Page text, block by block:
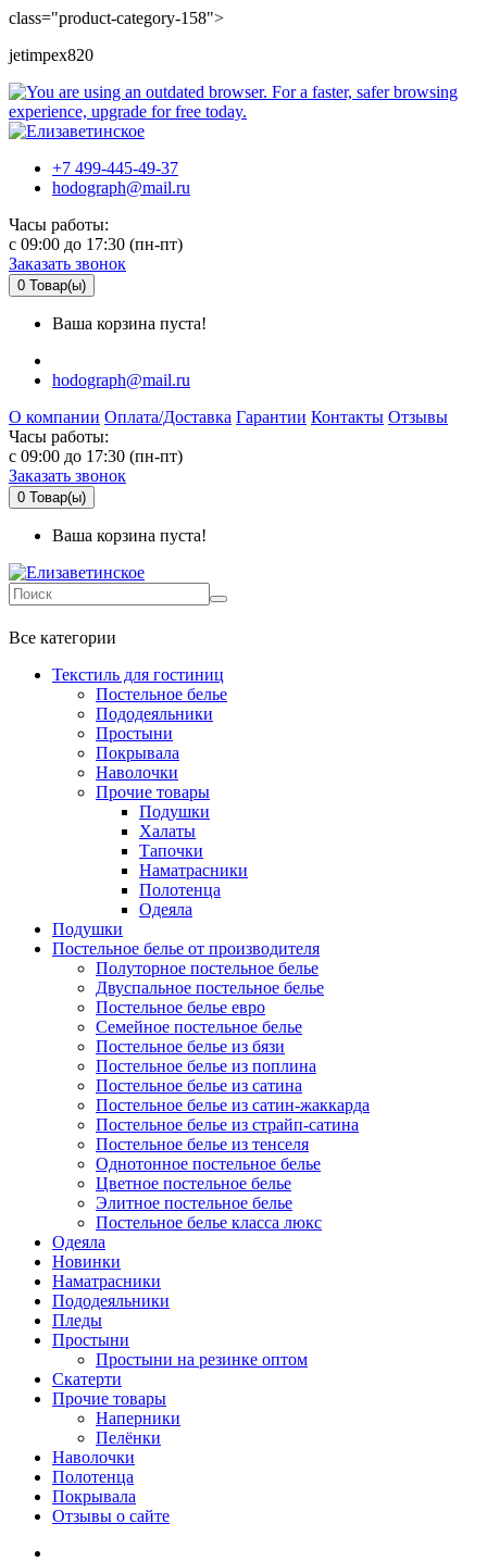
class="product-category-158">
jetimpex820
+7 499-445-49-37
hodograph@mail.ru
Часы работы:
c 09:00 до 17:30 (пн-пт)
Заказать звонок
0 Товар(ы)
Ваша корзина пуста!
hodograph@mail.ru
О компании Оплата/Доставка Гарантии Контакты Отзывы
Часы работы:
c 09:00 до 17:30 (пн-пт)
Заказать звонок
0 Товар(ы)
Ваша корзина пуста!
Все категории
Текстиль для гостиниц
Постельное белье
Пододеяльники
Простыни
Покрывала
Наволочки
Прочие товары
Подушки
Халаты
Тапочки
Наматрасники
Полотенца
Одеяла
Подушки
Постельное белье от производителя
Полуторное постельное белье
Двуспальное постельное белье
Постельное белье евро
Семейное постельное белье
Постельное белье из бязи
Постельное белье из поплина
Постельное белье из сатина
Постельное белье из сатин-жаккарда
Постельное белье из страйп-сатина
Постельное белье из тенселя
Однотонное постельное белье
Цветное постельное белье
Элитное постельное белье
Постельное белье класса люкс
Одеяла
Новинки
Наматрасники
Пододеяльники
Пледы
Простыни
Простыни на резинке оптом
Скатерти
Прочие товары
Наперники
Пелёнки
Наволочки
Полотенца
Покрывала
Отзывы о сайте